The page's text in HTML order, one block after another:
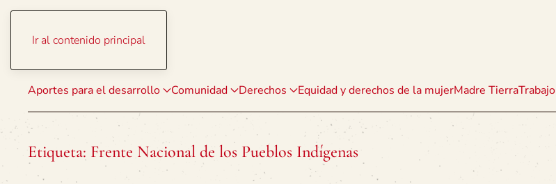
Ir al contenido principal
Aportes para el desarrollo Comunidad Derechos Equidad y derechos de la mujerMadre TierraTrabajo
Etiqueta: Frente Nacional de los Pueblos Indígenas